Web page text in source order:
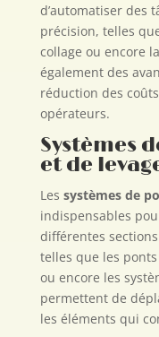
d’automatiser des
précision, telles
collage ou encore
également des
réduction des
opérateurs.
Systèmes
et de
Les systèmes de
indispensables
différentes
telles que les
ou encore les
permettent de
les éléments qui